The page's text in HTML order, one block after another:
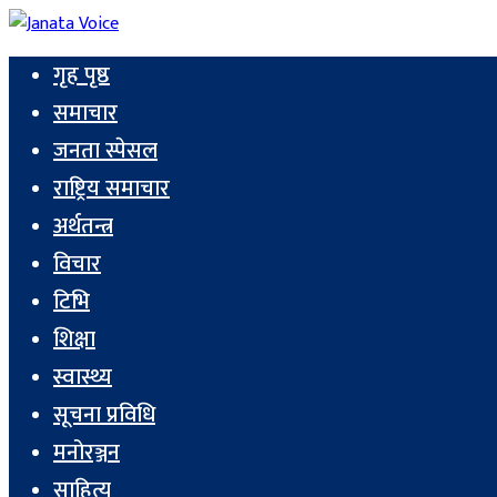
गृह पृष्ठ
समाचार
जनता स्पेसल
राष्ट्रिय समाचार
अर्थतन्त्र
विचार
टिभि
शिक्षा
स्वास्थ्य
सूचना प्रविधि
मनोरञ्जन